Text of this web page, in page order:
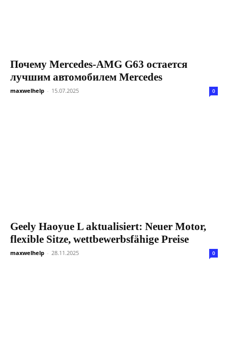
Почему Mercedes-AMG G63 остается
лучшим автомобилем Mercedes
maxwelhelp - 15.07.2025 0
Geely Haoyue L aktualisiert: Neuer Motor,
flexible Sitze, wettbewerbsfähige Preise
maxwelhelp - 28.11.2025 0